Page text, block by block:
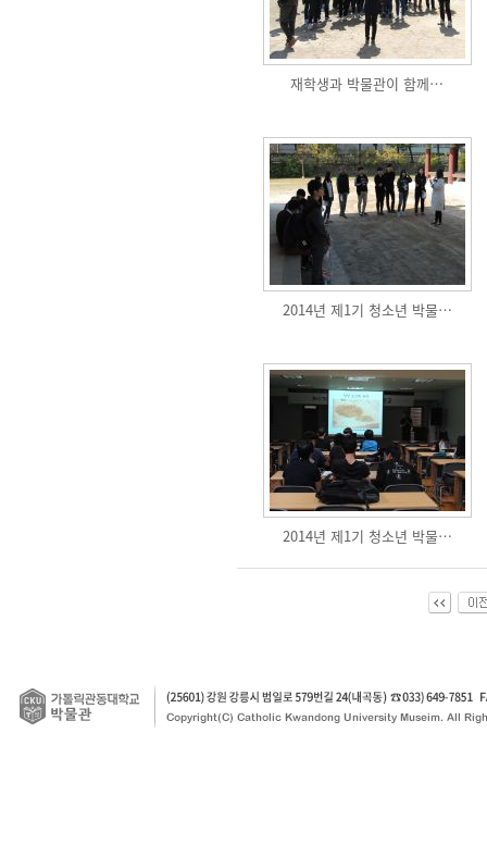
재학생과 박물관이 함께…
2014년 제1기 청소년 박물…
2014년 제1기 청소년 박물…